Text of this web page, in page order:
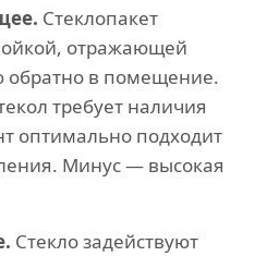
Стеклопакет
отражающей
обратно в помещение.
требует наличия
оптимально подходит
Минус — высокая
Стекло задействуют